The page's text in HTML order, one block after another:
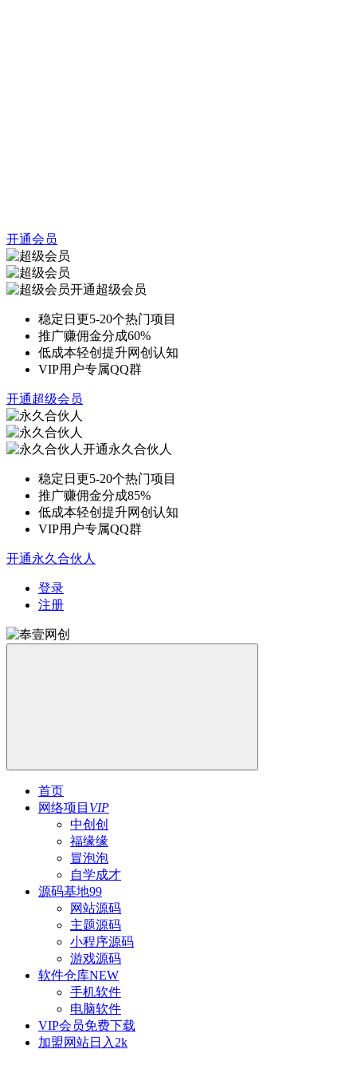
开通会员
开通超级会员
稳定日更5-20个热门项目
推广赚佣金分成60%
低成本轻创提升网创认知
VIP用户专属QQ群
开通超级会员
开通永久合伙人
稳定日更5-20个热门项目
推广赚佣金分成85%
低成本轻创提升网创认知
VIP用户专属QQ群
开通永久合伙人
登录
注册
首页
网络项目 VIP
中创创
福缘缘
冒泡泡
自学成才
源码基地99
网站源码
主题源码
小程序源码
游戏源码
软件仓库NEW
手机软件
电脑软件
VIP会员免费下载
加盟网站日入2k